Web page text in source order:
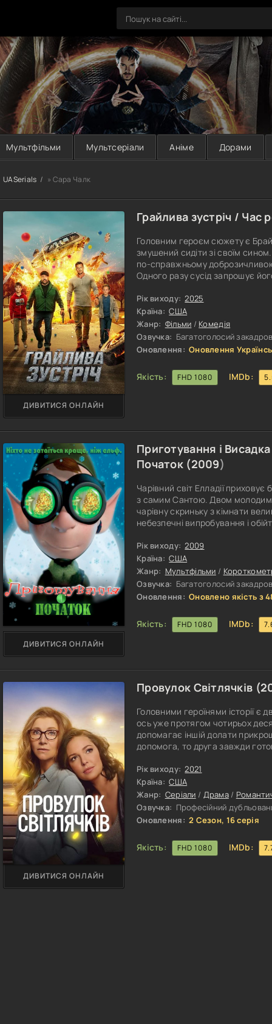
Мультфільми Мультсеріали Аніме Дорами
UASerials » Сара Чалк
Грайлива зустріч / Час
Головним героєм сюжету є
змушений сидіти зі своїм
по-справжньому
Одного разу сусід запрошує
розмови, дитячий сміх. Але
настає кінець, коли їх
Рік виходу: 2025
Країна: США
Жанр: Фільми / Комедія
Озвучка: Багатоголосий
Оновлення: Оновлення
Якість: FHD 1080 IMDb:
ДИВИТИСЯ ОНЛАЙН
Приготування і
Початок (2009)
Чарівний світ Елладії
з самим Сантою. Двом молодим
чарівну скриньку з кімнати
небезпечні випробування і
дістатися до дверей кімнати
та використовувати свої
Рік виходу: 2009
Країна: США
Жанр: Мультфільми /
Озвучка: Багатоголосий
Оновлення: Оновлено якість з
Якість: FHD 1080 IMDb:
ДИВИТИСЯ ОНЛАЙН
Провулок Світлячків (
Головними героїнями історії є
ось уже протягом чотирьох
допомагає іншій долати
допомога, то друга завжди
розставити пріоритети. Одна
чомусь замкнутою. Тоді як
Рік виходу: 2021
Країна: США
Жанр: Серіали / Драма/
Озвучка: Професійний
Оновлення: 2 Сезон, 16 серія
Якість: FHD 1080 IMDb:
ДИВИТИСЯ ОНЛАЙН